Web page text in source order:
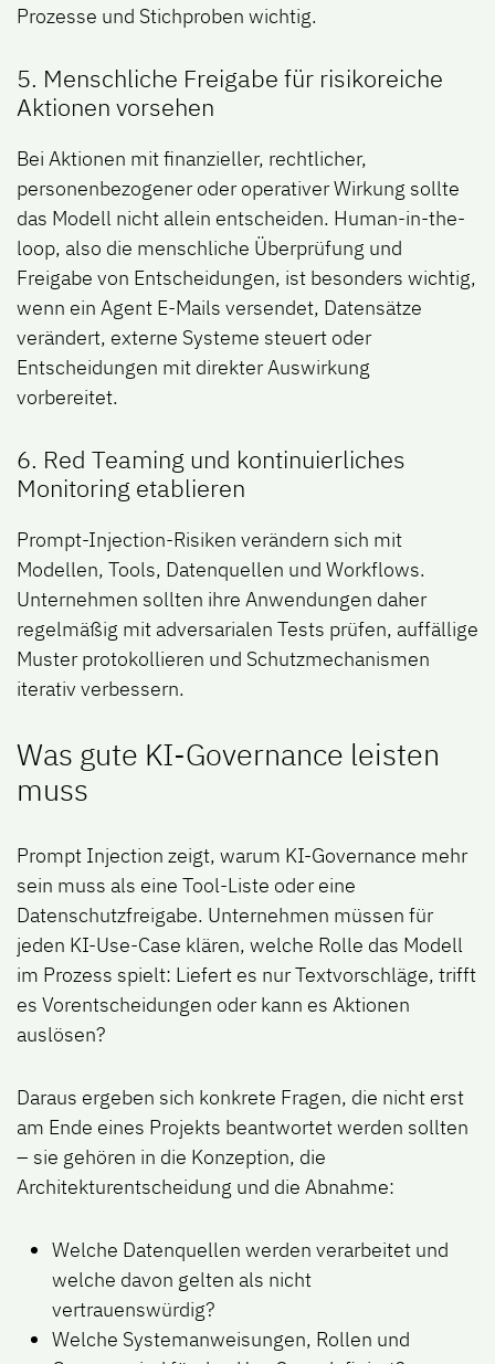
Prozesse und Stichproben wichtig.
5. Menschliche Freigabe für risikoreiche
Aktionen vorsehen
Bei Aktionen mit finanzieller, rechtlicher,
personenbezogener oder operativer Wirkung sollte
das Modell nicht allein entscheiden. Human-in-the-
loop, also die menschliche Überprüfung und
Freigabe von Entscheidungen, ist besonders wichtig,
wenn ein Agent E-Mails versendet, Datensätze
verändert, externe Systeme steuert oder
Entscheidungen mit direkter Auswirkung
vorbereitet.
6. Red Teaming und kontinuierliches
Monitoring etablieren
Prompt-Injection-Risiken verändern sich mit
Modellen, Tools, Datenquellen und Workflows.
Unternehmen sollten ihre Anwendungen daher
regelmäßig mit adversarialen Tests prüfen, auffällige
Muster protokollieren und Schutzmechanismen
iterativ verbessern.
Was gute KI-Governance leisten
muss
Prompt Injection zeigt, warum KI-Governance mehr
sein muss als eine Tool-Liste oder eine
Datenschutzfreigabe. Unternehmen müssen für
jeden KI-Use-Case klären, welche Rolle das Modell
im Prozess spielt: Liefert es nur Textvorschläge, trifft
es Vorentscheidungen oder kann es Aktionen
auslösen?
Daraus ergeben sich konkrete Fragen, die nicht erst
am Ende eines Projekts beantwortet werden sollten
– sie gehören in die Konzeption, die
Architekturentscheidung und die Abnahme:
Welche Datenquellen werden verarbeitet und
welche davon gelten als nicht
vertrauenswürdig?
Welche Systemanweisungen, Rollen und